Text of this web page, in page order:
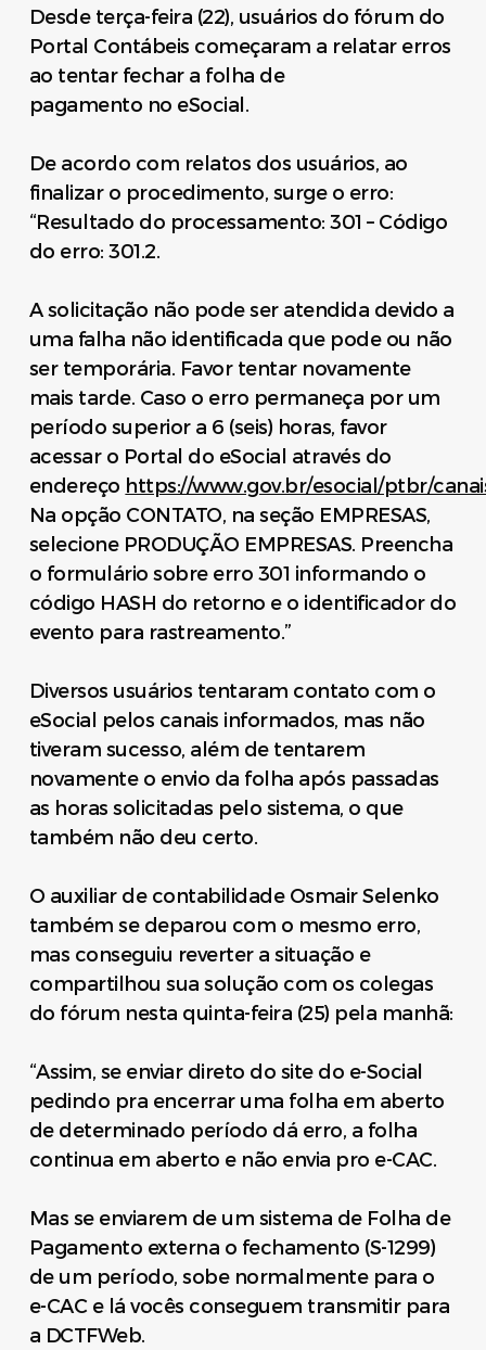
Desde terça-feira (22), usuários do fórum do
Portal Contábeis começaram a relatar erros
ao tentar fechar a folha de
pagamento no eSocial.
De acordo com relatos dos usuários, ao
finalizar o procedimento, surge o erro:
“Resultado do processamento: 301 – Código
do erro: 301.2.
A solicitação não pode ser atendida devido a
uma falha não identificada que pode ou não
ser temporária. Favor tentar novamente
mais tarde. Caso o erro permaneça por um
período superior a 6 (seis) horas, favor
acessar o Portal do eSocial através do
endereço https://www.gov.br/esocial/ptbr/
Na opção CONTATO, na seção EMPRESAS,
selecione PRODUÇÃO EMPRESAS. Preencha
o formulário sobre erro 301 informando o
código HASH do retorno e o identificador do
evento para rastreamento.”
Diversos usuários tentaram contato com o
eSocial pelos canais informados, mas não
tiveram sucesso, além de tentarem
novamente o envio da folha após passadas
as horas solicitadas pelo sistema, o que
também não deu certo.
O auxiliar de contabilidade Osmair Selenko
também se deparou com o mesmo erro,
mas conseguiu reverter a situação e
compartilhou sua solução com os colegas
do fórum nesta quinta-feira (25) pela manhã:
“Assim, se enviar direto do site do e-Social
pedindo pra encerrar uma folha em aberto
de determinado período dá erro, a folha
continua em aberto e não envia pro e-CAC.
Mas se enviarem de um sistema de Folha de
Pagamento externa o fechamento (S-1299)
de um período, sobe normalmente para o
e-CAC e lá vocês conseguem transmitir para
a DCTFWeb.